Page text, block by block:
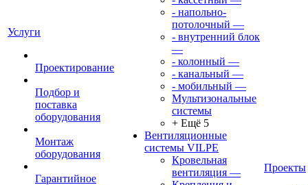
Услуги
Проектирование
Подбор и
поставка
оборудования
Монтаж
оборудования
Гарантийное
- напольно-
потолочный —
- внутренний блок
—
- колонный —
- канальный —
- мобильный —
Мультизональные
системы
+ Ещё 5
Вентиляционные
системы VILPE
Кровельная
вентиляция —
Проекты